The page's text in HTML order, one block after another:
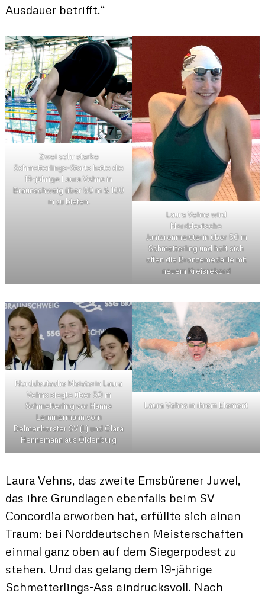
Ausdauer betrifft.“
Zwei sehr starke
Schmetterlings-Starts hatte die
19-jährige Laura Vehns in
Braunschweig über 50 m & 100
m zu bieten.
Laura Vehns wird
Norddeutsche
Juniorenmeisterin über 50 m
Schmetterling und holt sich
offen die Bronzemedaille mit
neuem Kreisrekord
Norddeutsche Meisterin Laura
Vehns siegte über 50 m
Schmetterling vor Hanna
Lemmermann vom
Delmenhorster SV (l.) und Clara
Hennemann aus Oldenburg
Laura Vehns in ihrem Element
Laura Vehns, das zweite Emsbürener Juwel,
das ihre Grundlagen ebenfalls beim SV
Concordia erworben hat, erfüllte sich einen
Traum: bei Norddeutschen Meisterschaften
einmal ganz oben auf dem Siegerpodest zu
stehen. Und das gelang dem 19-jährige
Schmetterlings-Ass eindrucksvoll. Nach